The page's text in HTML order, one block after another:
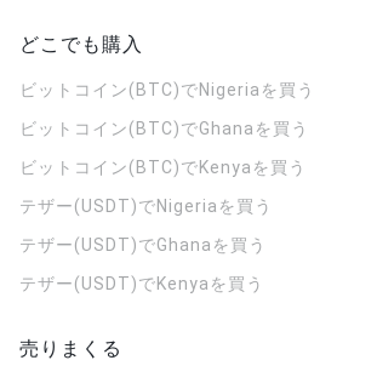
どこでも購入
ビットコイン(BTC)でNigeriaを買う
ビットコイン(BTC)でGhanaを買う
ビットコイン(BTC)でKenyaを買う
テザー(USDT)でNigeriaを買う
テザー(USDT)でGhanaを買う
テザー(USDT)でKenyaを買う
売りまくる